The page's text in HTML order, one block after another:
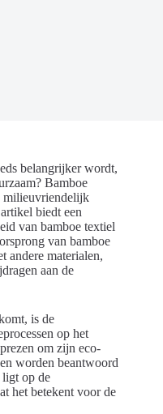
belangrijker wordt,
Bamboe
milieuvriendelijk
biedt een
van bamboe textiel
van bamboe
andere materialen,
aan de
is de
op het
om zijn eco-
worden beantwoord
ligt op de
het betekent voor de